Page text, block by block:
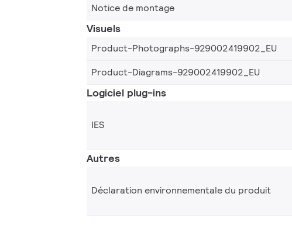
Notice de montage
Visuels
Product-Photographs-929002419902_EU
Product-Diagrams-929002419902_EU
Logiciel plug-ins
IES
Autres
Déclaration environnementale du produit